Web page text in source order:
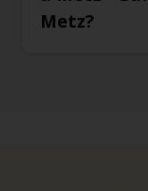
Metz?